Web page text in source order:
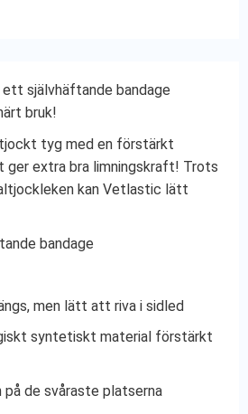
självhäftande bandage
bruk!
tyg med en förstärkt
ger extra bra limningskraft! Trots
kan Vetlastic lätt
bandage
men lätt att riva i sidled
syntetiskt material förstärkt
de svåraste platserna